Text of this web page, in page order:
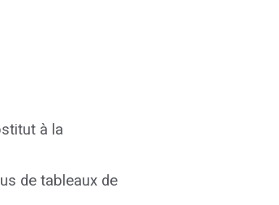
à la
de tableaux de